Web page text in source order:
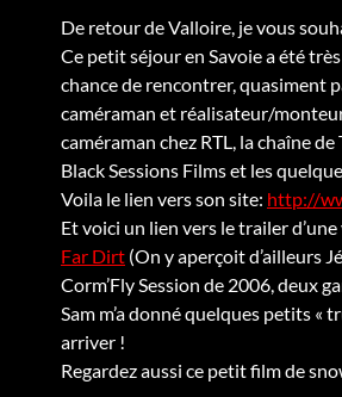
De retour de Valloire, je vous
Ce petit séjour en Savoie a été
chance de rencontrer, quasiment
caméraman et réalisateur/
caméraman chez RTL, la chaîne
Black Sessions Films et les
Voila le lien vers son site: http://
Et voici un lien vers le trailer
Far Dirt (On y aperçoit d’ailleurs
Corm’Fly Session de 2006, deux
Sam m’a donné quelques petits «
arriver !
Regardez aussi ce petit film de